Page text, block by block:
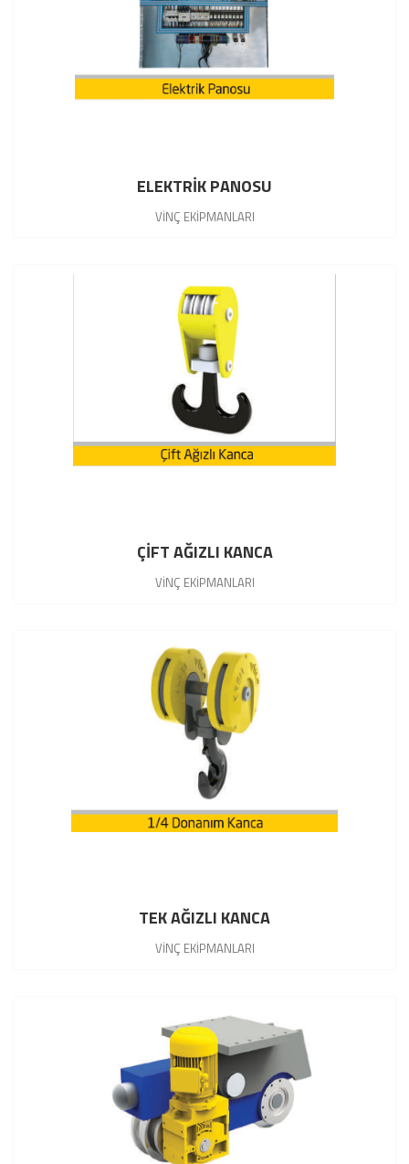
ELEKTRİK PANOSU
VİNÇ EKİPMANLARI
ÇİFT AĞIZLI KANCA
VİNÇ EKİPMANLARI
TEK AĞIZLI KANCA
VİNÇ EKİPMANLARI